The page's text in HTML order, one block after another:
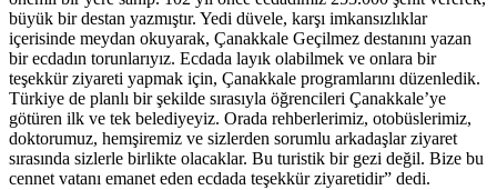
büyük bir destan yazmıştır. Yedi düvele, karşı imkansızlıklar
içerisinde meydan okuyarak, Çanakkale Geçilmez destanını yazan
bir ecdadın torunlarıyız. Ecdada layık olabilmek ve onlara bir
teşekkür ziyareti yapmak için, Çanakkale programlarını düzenledik.
Türkiye de planlı bir şekilde sırasıyla öğrencileri Çanakkale’ye
götüren ilk ve tek belediyeyiz. Orada rehberlerimiz, otobüslerimiz,
doktorumuz, hemşiremiz ve sizlerden sorumlu arkadaşlar ziyaret
sırasında sizlerle birlikte olacaklar. Bu turistik bir gezi değil. Bize bu
cennet vatanı emanet eden ecdada teşekkür ziyaretidir” dedi.